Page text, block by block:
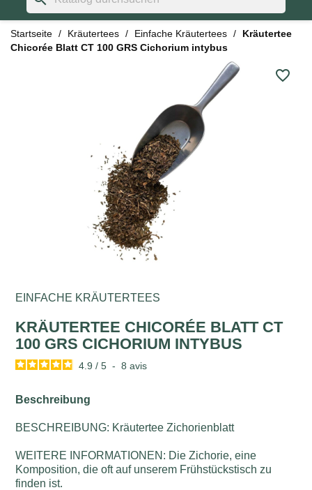
Startseite Kräutertees Einfache Kräutertees
Kräutertee
Chicorée Blatt CT 100 GRS Cichorium intybus
favorite_border
EINFACHE KRÄUTERTEES
KRÄUTERTEE CHICORÉE BLATT CT
100 GRS CICHORIUM INTYBUS
4.9 / 5 - 8avis
Beschreibung
BESCHREIBUNG: Kräutertee Zichorienblatt
WEITERE INFORMATIONEN: Die Zichorie, eine
Komposition, die oft auf unserem Frühstückstisch zu
finden ist.